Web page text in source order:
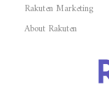
Rakuten Marketing
About Rakuten